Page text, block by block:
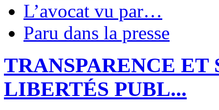
L’avocat vu par…
Paru dans la presse
TRANSPARENCE ET
LIBERTÉS PUBL...